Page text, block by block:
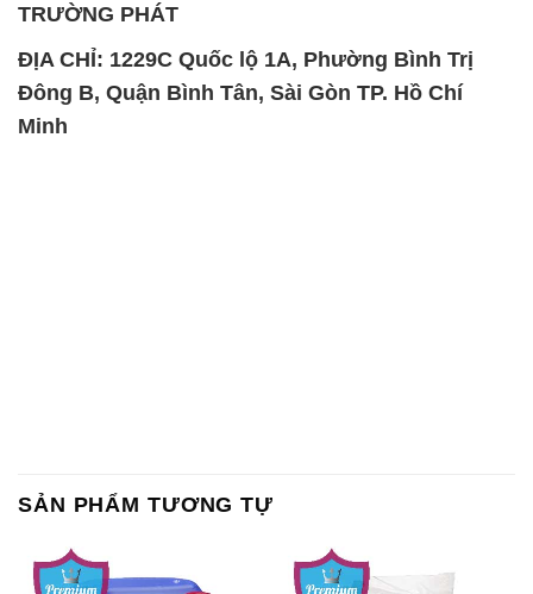
TRƯỜNG PHÁT
ĐỊA CHỈ: 1229C Quốc lộ 1A, Phường Bình Trị
Đông B, Quận Bình Tân, Sài Gòn TP. Hồ Chí
Minh
SẢN PHẨM TƯƠNG TỰ